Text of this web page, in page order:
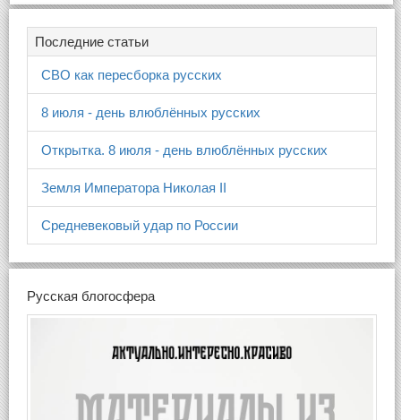
Последние статьи
СВО как пересборка русских
8 июля - день влюблённых русских
Открытка. 8 июля - день влюблённых русских
Земля Императора Николая II
Средневековый удар по России
Русская блогосфера